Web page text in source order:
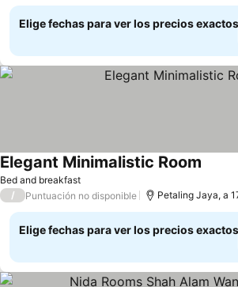
Elige fechas para ver los precios exactos
Bed and breakfast
Elegant Minimalistic Room
/ Puntuación no disponible Petaling Jaya, a
Elige fechas para ver los precios exactos